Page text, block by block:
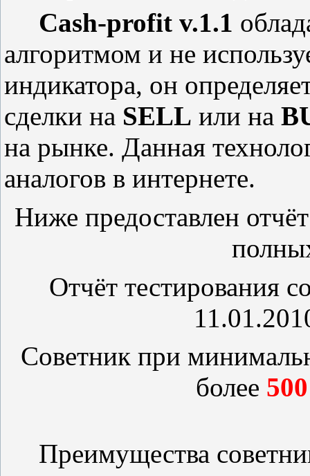
Cash-profit v.1.1
алгоритмом и не
индикатора, он
сделки на SELL или на
на рынке. Данная
аналогов в интернете.
Ниже предоставлен
Отчёт тестирования
Советник при
более
Преимущества